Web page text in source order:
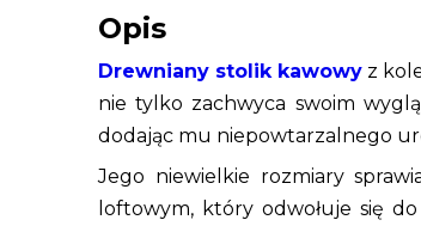
Opis
Drewniany stolik kawowy z
nie tylko zachwyca swoim
dodając mu niepowtarzalnego
Jego niewielkie rozmiary
loftowym, który odwołuje się